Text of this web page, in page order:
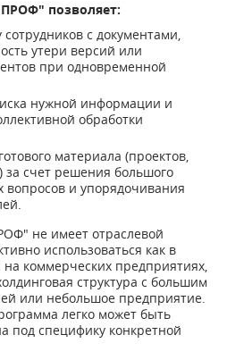
позволяет:
с документами,
утери версий или
при одновременной
нужной информации и
обработки
материала (проектов,
за счет решения большого
вопросов и упорядочивания
не имеет отраслевой
использоваться как в
коммерческих предприятиях,
структура с большим
или небольшое предприятие.
легко может быть
под специфику конкретной